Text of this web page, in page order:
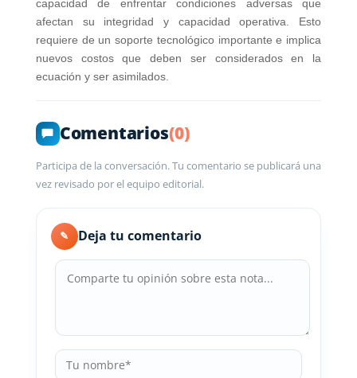
capacidad de enfrentar condiciones adversas que
afectan su integridad y capacidad operativa. Esto
requiere de un soporte tecnológico importante e implica
nuevos costos que deben ser considerados en la
ecuación y ser asimilados.
Comentarios(0)
Participa de la conversación. Tu comentario se publicará una
vez revisado por el equipo editorial.
✎ Deja tu comentario